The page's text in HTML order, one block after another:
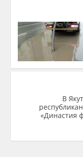
В
«Династия